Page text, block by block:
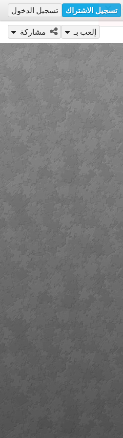
تسجيل الاشتراك تسجيل الدخول
إلعب بـ مشاركة